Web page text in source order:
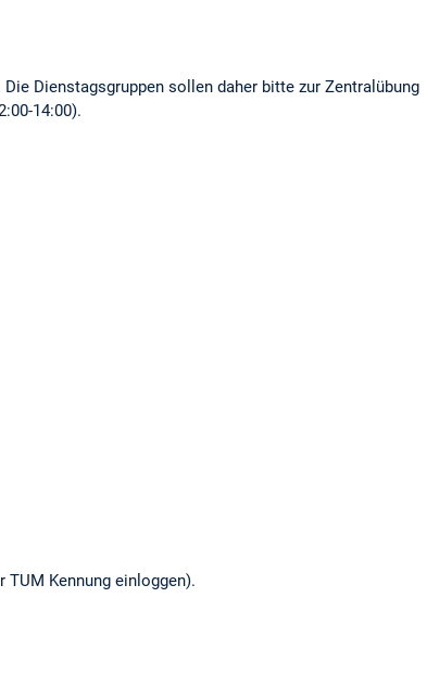
Dienstagsgruppen sollen daher bitte zur Zentralübung
14:00).
TUM Kennung einloggen).